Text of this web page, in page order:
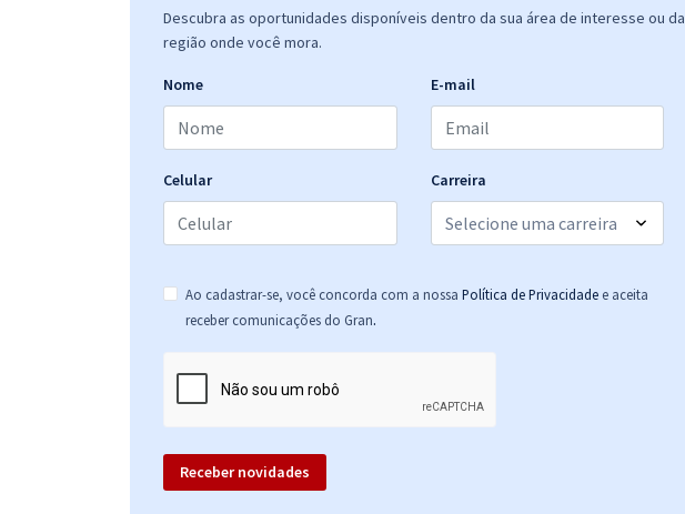
Descubra as oportunidades disponíveis dentro da sua área de interesse ou da
região onde você mora.
Nome E-mail
Celular Carreira
Ao cadastrar-se, você concorda com a nossa Política de Privacidade e aceita
receber comunicações do Gran.
Receber novidades